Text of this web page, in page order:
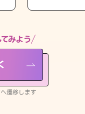
みよう
遷移します